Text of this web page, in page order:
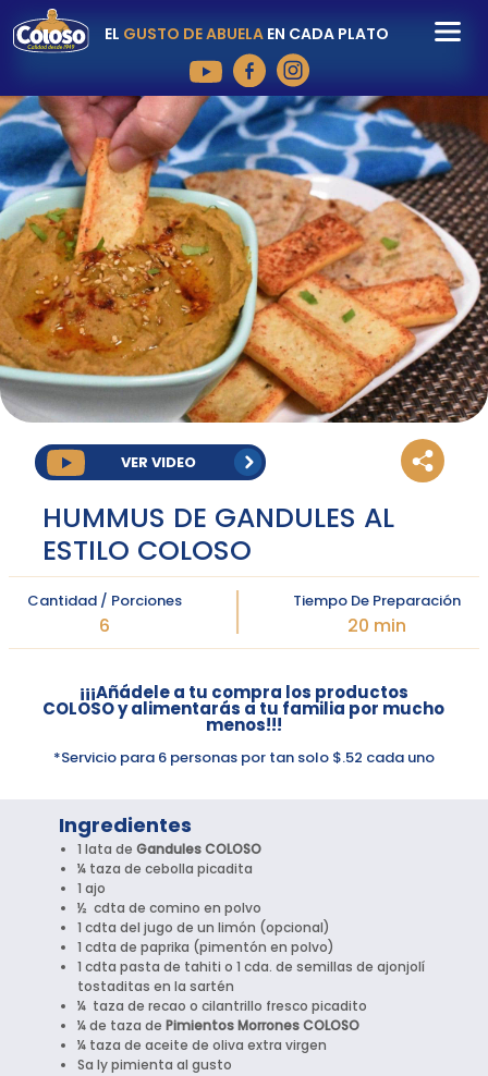
EL GUSTO DE ABUELAEN CADA PLATO
VER VIDEO
HUMMUS DE GANDULES AL
ESTILO COLOSO
Cantidad / Porciones
6
Tiempo De Preparación
20 min
¡¡¡Añádele a tu compra los productos
COLOSO y alimentarás a tu familia por mucho
menos!!!
*Servicio para 6 personas por tan solo $.52 cada uno
Ingredientes
1 lata deGandules COLOSO
¼ taza de cebolla picadita
1 ajo
½ cdta de comino en polvo
1 cdta del jugo de un limón (opcional)
1 cdta de paprika (pimentón en polvo)
1 cdta pasta de tahiti o 1 cda. de semillas de ajonjolí
tostaditas en la sartén
¼ taza de recao o cilantrillo fresco picadito
¼ de taza dePimientos Morrones COLOSO
¼ taza de aceite de oliva extra virgen
Sa ly pimienta al gusto